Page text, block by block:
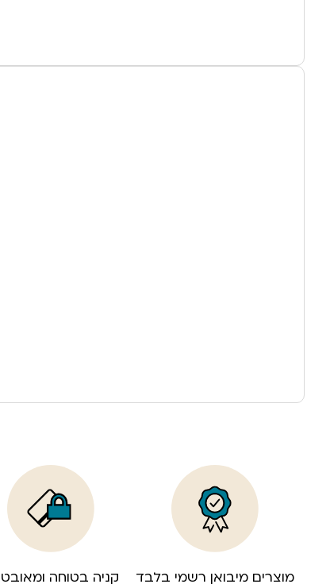
מוצרים מיבואן רשמי בלבד קניה בטוחה